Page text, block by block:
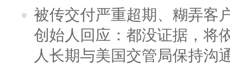
被传交付严重超期、糊弄客
创始人回应：都没证据，将
人长期与美国交管局保持沟